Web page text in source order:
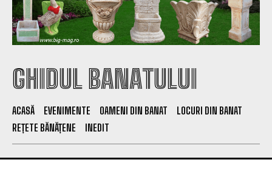
GHIDUL BANATULUI
ACASĂ EVENIMENTE OAMENI DIN BANAT
LOCURI DIN BANAT
REȚETE BĂNĂȚENE
INEDIT